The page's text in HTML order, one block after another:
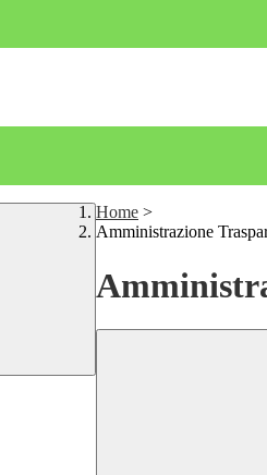
Home >
Amministrazione